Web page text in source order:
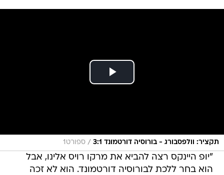
תקציר: וולפסבורג - בורוסיה דורטמונד 3:1 / ספורט1
"יופ היינקס רצה להביא את מרקו רויס אלינו, אבל
הוא בחר ללכת לבורוסיה דורטמונד. הוא לא זכה